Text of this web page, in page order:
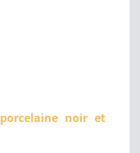
noir et